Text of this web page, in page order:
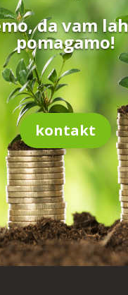
da vam
pomagamo!
kontakt